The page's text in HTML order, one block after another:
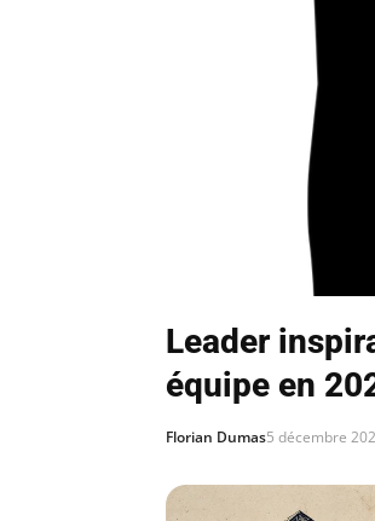
Leader
équipe en
Florian Dumas5 décembre